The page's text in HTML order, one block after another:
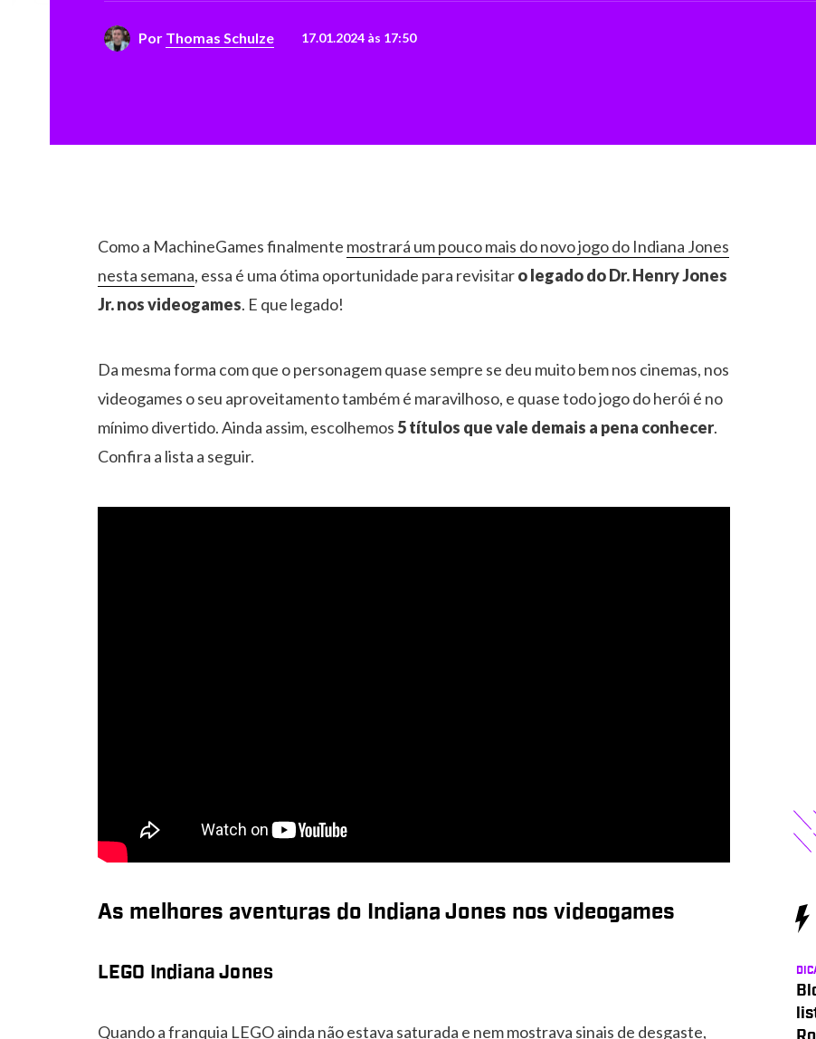
Por Thomas Schulze 17.01.2024 às 17:50
Como a MachineGames finalmente mostrará um pouco mais do novo jogo do Indiana Jones
nesta semana, essa é uma ótima oportunidade para revisitaro legado do Dr. Henry Jones
Jr. nos videogames. E que legado!
Da mesma forma com que o personagem quase sempre se deu muito bem nos cinemas, nos
videogames o seu aproveitamento também é maravilhoso, e quase todo jogo do herói é no
mínimo divertido. Ainda assim, escolhemos 5 títulos que vale demais a pena conhecer.
Confira a lista a seguir.
As melhores aventuras do Indiana Jones nos videogames
LEGO Indiana Jones
Quando a franquia LEGO ainda não estava saturada e nem mostrava sinais de desgaste,